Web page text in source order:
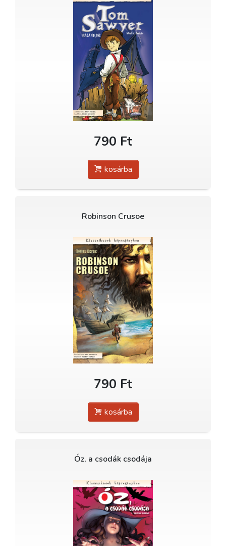
790 Ft
kosárba
Robinson Crusoe
790 Ft
kosárba
Óz, a csodák csodája